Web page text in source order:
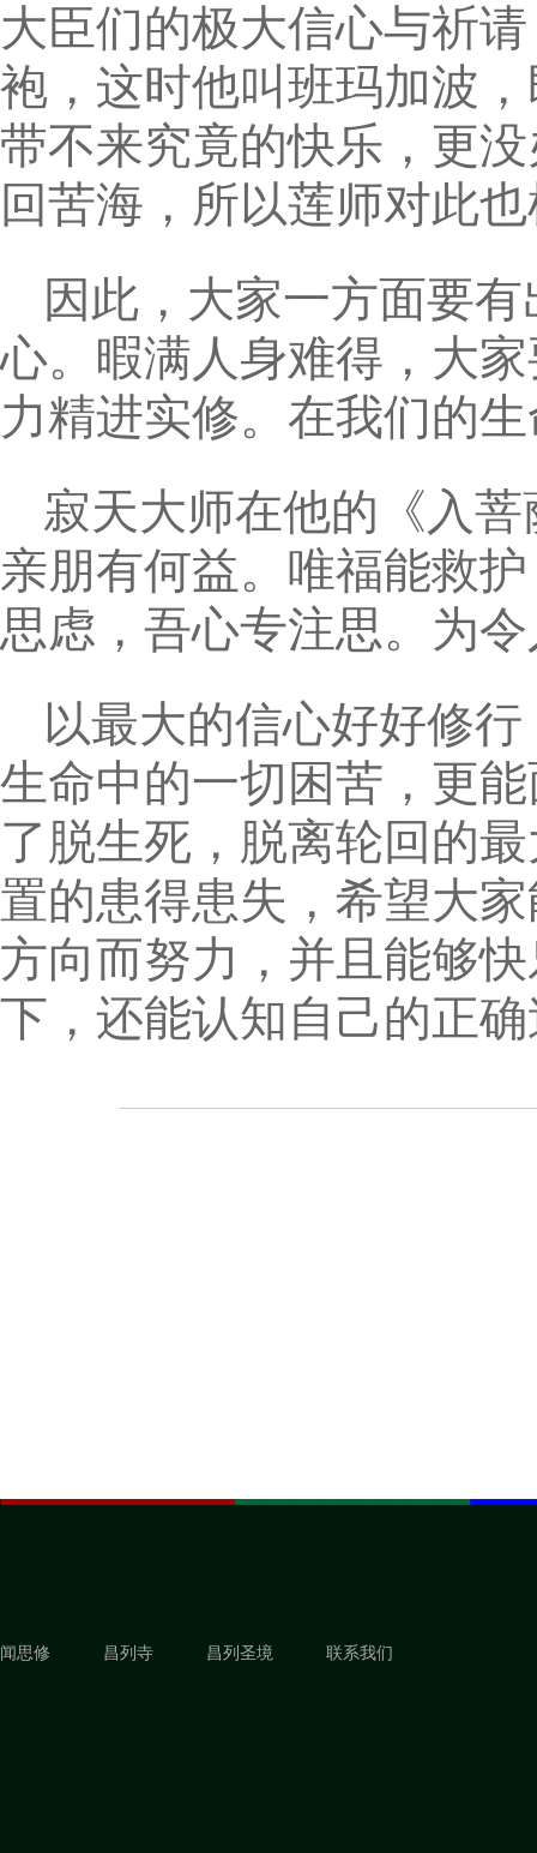
大臣们的极大信心与祈
袍，这时他叫班玛加波
带不来究竟的快乐，更
回苦海，所以莲师对此
因此，大家一方面要
心。暇满人身难得，大
力精进实修。在我们的
寂天大师在他的《入
亲朋有何益。唯福能救
思虑，吾心专注思。为
以最大的信心好好修
生命中的一切困苦，更
了脱生死，脱离轮回的
置的患得患失，希望大
方向而努力，并且能够
下，还能认知自己的正
闻思修 昌列寺 昌列圣境 联系我们